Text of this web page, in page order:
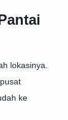
lokasinya.
ke